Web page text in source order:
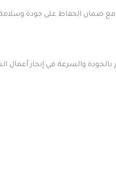
ضمان الحفاظ على جودة
والسرعة في إنجاز أعمال